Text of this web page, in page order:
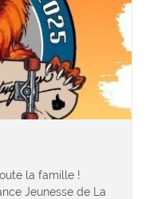
la famille !
Jeunesse de La